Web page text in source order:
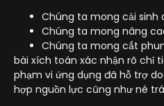
Chúng ta mong cải sinh
Chúng ta mong nâng
Chúng ta mong cắt
bài xích toán xác nhận rõ chỉ
phạm vi ứng dụng đã hỗ trợ
hợp nguồn lực cũng như né